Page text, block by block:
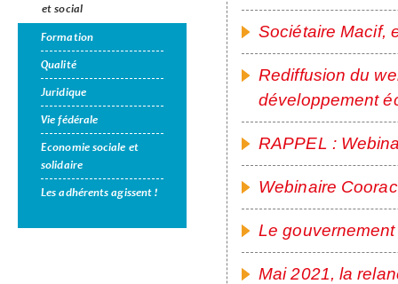
et social
Formation
Qualité
Juridique
Vie fédérale
Economie sociale et
solidaire
Les adhérents agissent !
Sociétaire Macif,
Rediffusion du
développement
RAPPEL :
Webinaire
Le
Mai 2021, la